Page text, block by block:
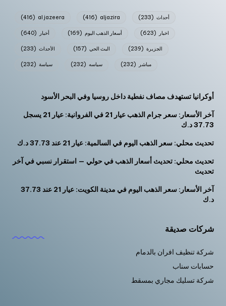
al jazeera
(416) aljazira
(416) أحداث (233)
أخبار (640) أسعار الذهب اليوم (169) اخبار (623)
الأحداث (233) البث الحي (157) الجزيرة (239)
سياسة (232) سياسه (232) مباشر (232)
أوكرانيا تستهدف مصاف نفطية داخل روسيا وفي البحر الأسود
آخر الأسعار: سعر جرام الذهب عيار 21 في الفروانية: عيار 21 يسجل
37.73 د.ك
تحديث محلي: سعر الذهب اليوم في السالمية: عيار 21 عند 37.73 د.ك
تحديث محلي: تحديث أسعار الذهب في حولي — استقرار نسبي في آخر
تحديث
آخر الأسعار: سعر الذهب اليوم في مدينة الكويت: عيار 21 عند 37.73
د.ك
شركات صديقة
شركة تنظيف افران بالدمام
حسابات سناب
شركة تسليك مجاري بمسقط